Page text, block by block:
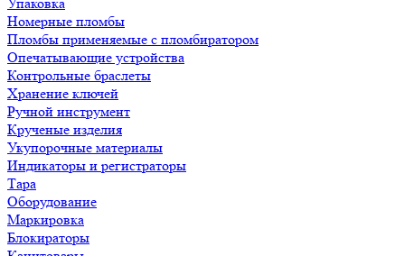
Номерные пломбы
Пломбы применяемые с пломбиратором
Опечатывающие устройства
Контрольные браслеты
Хранение ключей
Ручной инструмент
Крученые изделия
Укупорочные материалы
Индикаторы и регистраторы
Тара
Оборудование
Маркировка
Блокираторы